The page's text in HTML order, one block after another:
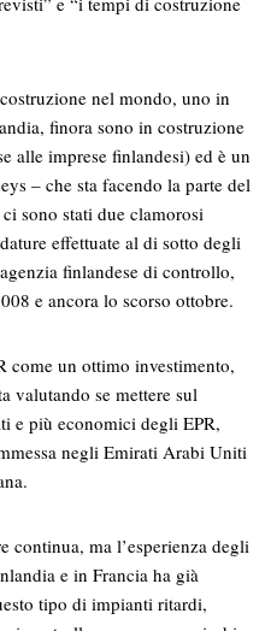
nel mondo, uno in
finora sono in costruzione
alle imprese finlandesi) ed è un
– che sta facendo la parte del
sono stati due clamorosi
effettuate al di sotto degli
finlandese di controllo,
e ancora lo scorso ottobre.
come un ottimo investimento,
valutando se mettere sul
e più economici degli EPR,
negli Emirati Arabi Uniti
continua, ma l’esperienza degli
e in Francia ha già
tipo di impianti ritardi,